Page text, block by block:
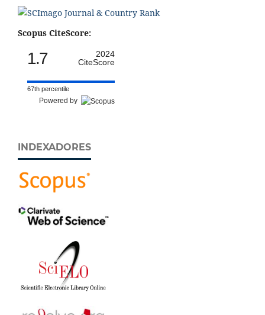
Scopus CiteScore:
1.7
2024
CiteScore
67th percentile
Powered by
INDEXADORES